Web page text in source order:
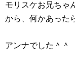
モリスケお兄ちゃ
から、何かあった
アンナでした＾＾